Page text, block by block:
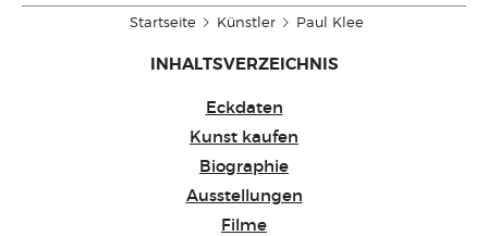
Startseite Künstler Paul Klee
INHALTSVERZEICHNIS
Eckdaten
Kunst kaufen
Biographie
Ausstellungen
Filme